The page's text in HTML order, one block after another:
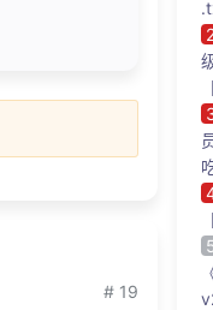
# 19